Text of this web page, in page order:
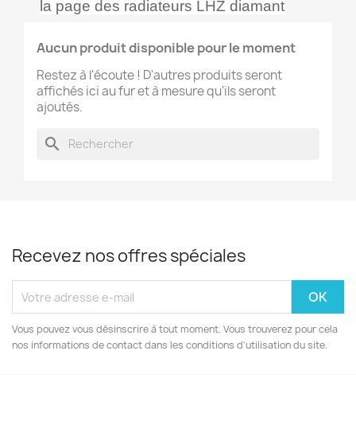
la page des radiateurs LHZ diamant
Aucun produit disponible pour le moment
Restez à l'écoute ! D'autres produits seront
affichés ici au fur et à mesure qu'ils seront
ajoutés.
search
Recevez nos offres spéciales
Vous pouvez vous désinscrire à tout moment. Vous trouverez pour cela
nos informations de contact dans les conditions d'utilisation du site.